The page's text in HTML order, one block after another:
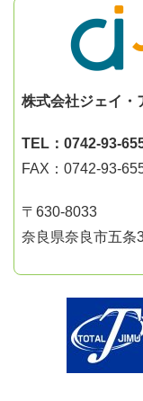
株式会社ジェイ・
TEL：0742-93-
FAX：0742-93-
〒630-8033
奈良県奈良市五条